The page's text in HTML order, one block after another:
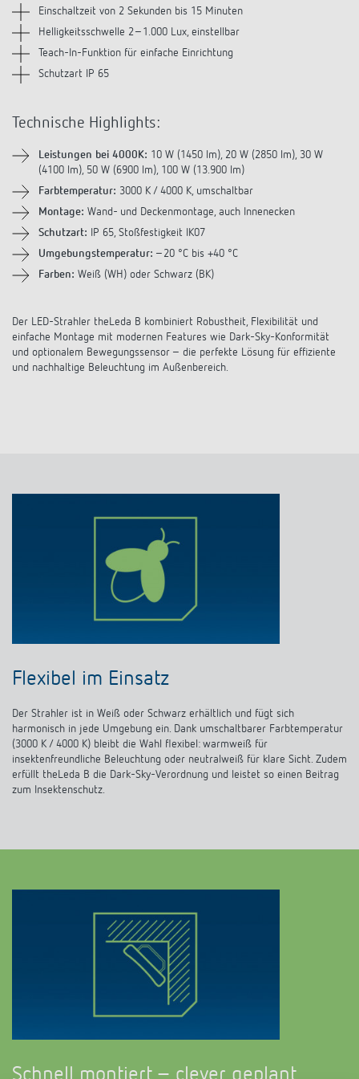
Anfahrt
Einschaltzeit von 2 Sekunden bis 15 Minuten
Helligkeitsschwelle 2–1.000 Lux, einstellbar
Teach-In-Funktion für einfache Einrichtung
Schutzart IP 65
Technische Highlights:
Leistungen bei 4000K: 10 W (1450 lm), 20 W (2850 lm), 30 W
(4100 lm), 50 W (6900 lm), 100 W (13.900 lm)
Farbtemperatur: 3000 K / 4000 K, umschaltbar
Montage: Wand- und Deckenmontage, auch Innenecken
Schutzart: IP 65, Stoßfestigkeit IK07
Umgebungstemperatur: –20 °C bis +40 °C
Farben: Weiß (WH) oder Schwarz (BK)
Der LED-Strahler theLeda B kombiniert Robustheit, Flexibilität und
einfache Montage mit modernen Features wie Dark-Sky-Konformität
und optionalem Bewegungssensor – die perfekte Lösung für effiziente
und nachhaltige Beleuchtung im Außenbereich.
Flexibel im Einsatz
Der Strahler ist in Weiß oder Schwarz erhältlich und fügt sich
harmonisch in jede Umgebung ein. Dank umschaltbarer Farbtemperatur
(3000 K / 4000 K) bleibt die Wahl flexibel: warmweiß für
insektenfreundliche Beleuchtung oder neutralweiß für klare Sicht. Zudem
erfüllt theLeda B die Dark-Sky-Verordnung und leistet so einen Beitrag
zum Insektenschutz.
Schnell montiert – clever geplant